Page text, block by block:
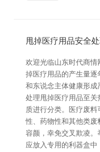
甩掉医疗用品安全
欢迎光临山东时代商
掉医疗用品的产生量
和东说念主体健康形
处理甩掉医疗用品至
质进行分类。医疗废
性、药物性和其他类
容颜，幸免交叉欺凌
应放入专用的利器盒